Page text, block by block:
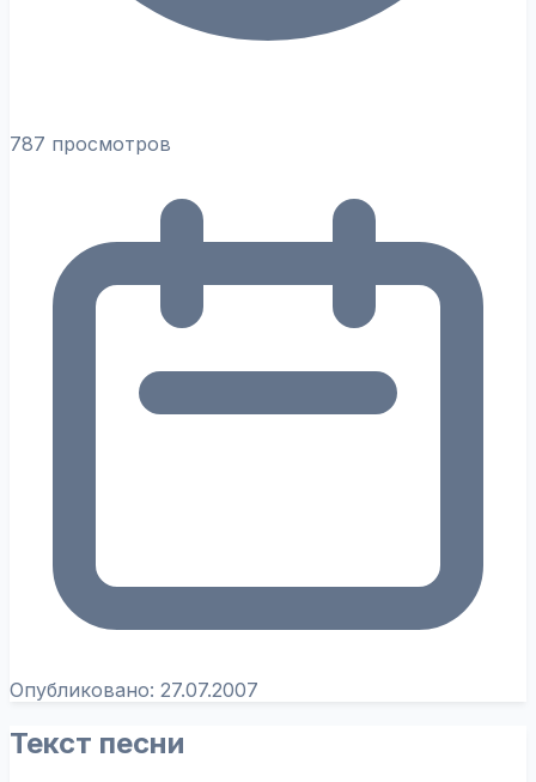
787 просмотров
Опубликовано: 27.07.2007
Текст песни